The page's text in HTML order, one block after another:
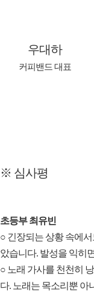
우대하
커피밴드 대표
※ 심사평
초등부 최유빈
○ 긴장되는 상황 속에
았습니다. 발성을 익히
○ 노래 가사를 천천히
다. 노래는 목소리뿐 아